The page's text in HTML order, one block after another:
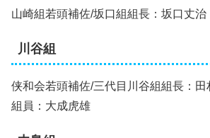
山崎組若頭補佐/坂口組組長：坂口丈治
川谷組
侠和会若頭補佐/三代目川谷組組長：田
組員：大成虎雄